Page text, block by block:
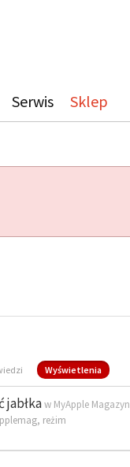
Serwis Sklep
Wyświetlenia
jabłkaw MyApple Magazyn
, reżim